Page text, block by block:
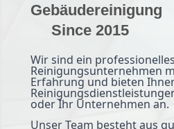
Since 2015
Wir sind ein professionelles
Reinigungsunternehmen
Erfahrung und bieten
oder Ihr Unternehmen an.
Unser Team besteht aus